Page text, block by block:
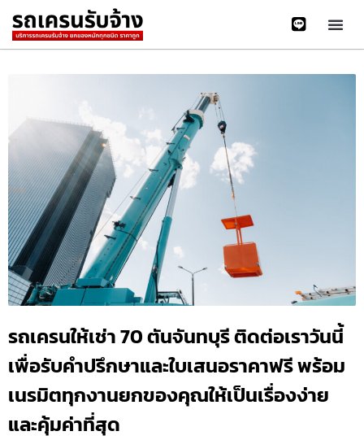
รถเครนให้เช่า 70 ตันจันทบุรี ติดต่อเราวันนี้
เพื่อรับคำปรึกษาและใบเสนอราคาฟรี พร้อม
เนรมิตทุกงานยกของคุณให้เป็นเรื่องง่าย
และคุ้มค่าที่สุด